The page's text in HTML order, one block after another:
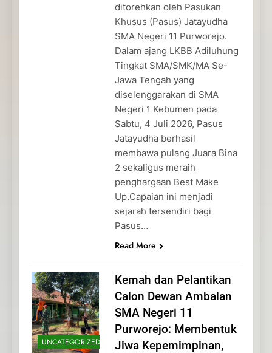
ditorehkan oleh Pasukan
Khusus (Pasus) Jatayudha
SMA Negeri 11 Purworejo.
Dalam ajang LKBB Adiluhung
Tingkat SMA/SMK/MA Se-
Jawa Tengah yang
diselenggarakan di SMA
Negeri 1 Kebumen pada
Sabtu, 4 Juli 2026, Pasus
Jatayudha berhasil
membawa pulang Juara Bina
2 sekaligus meraih
penghargaan Best Make
Up.Capaian ini menjadi
sejarah tersendiri bagi
Pasus…
Read More
UNCATEGORIZED
Kemah dan Pelantikan
Calon Dewan Ambalan
SMA Negeri 11
Purworejo: Membentuk
Jiwa Kepemimpinan,